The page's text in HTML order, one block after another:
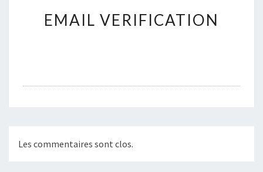
E
I
C
EMAIL VERIFICATION
Les commentaires sont clos.